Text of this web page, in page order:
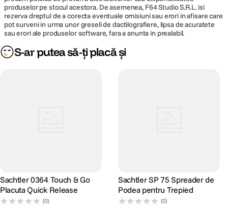
produselor pe stocul acestora. De asemenea, F64 Studio S.R.L. isi
rezerva dreptul de a corecta eventuale omisiuni sau erori in afisare care
pot surveni in urma unor greseli de dactilografiere, lipsa de acuratete
sau erori ale produselor software, fara a anunta in prealabil.
S-ar putea să-ți placă și
Sachtler 0364 Touch & Go
Placuta Quick Release
(0)
Sachtler SP 75 Spreader de
Podea pentru Trepied
(0)